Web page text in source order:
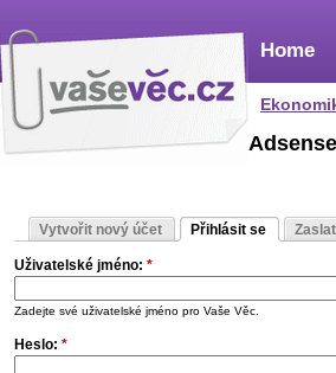
Home
Adsense
Vytvořit nový účet Přihlásit se
Uživatelské jméno: *
Zadejte své uživatelské jméno pro Vaše Věc.
Heslo: *